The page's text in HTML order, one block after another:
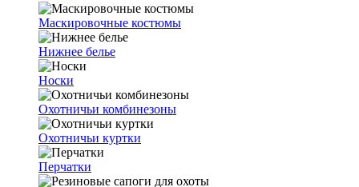
Маскировочные костюмы
Нижнее белье
Носки
Охотничьи комбинезоны
Охотничьи куртки
Перчатки